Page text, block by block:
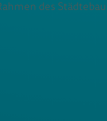
des